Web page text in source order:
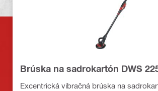
Brúska na sadrokartón DWS
Excentrická vibračná brúska na